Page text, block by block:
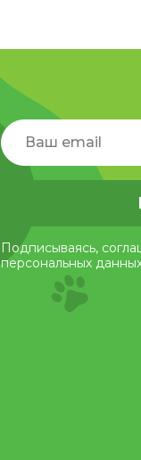
Подписываясь,
персональных